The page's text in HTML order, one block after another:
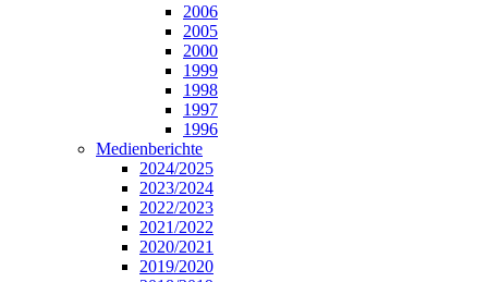
2006
2005
2000
1999
1998
1997
1996
Medienberichte
2024/2025
2023/2024
2022/2023
2021/2022
2020/2021
2019/2020